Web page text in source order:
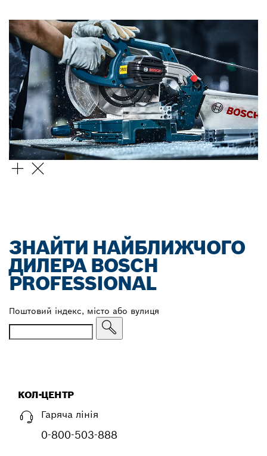
ЗНАЙТИ НАЙБЛИЖЧОГО
ДИЛЕРА BOSCH
PROFESSIONAL
Поштовий індекс, місто або вулиця
КОЛ-ЦЕНТР
Гаряча лінія
0-800-503-888